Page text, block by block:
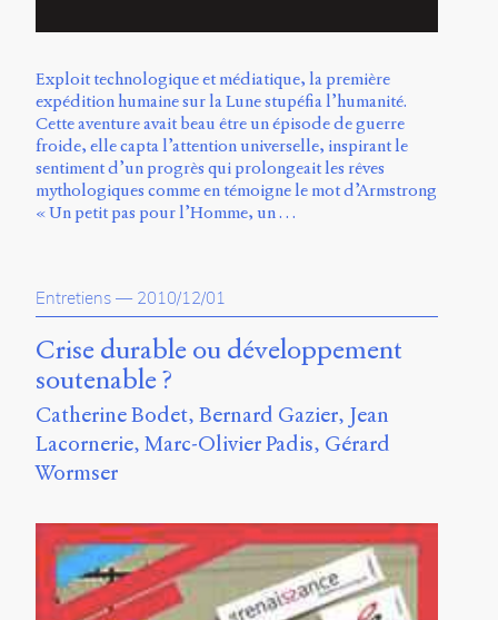
Exploit technologique et médiatique, la première
expédition humaine sur la Lune stupéfia l’humanité.
Cette aventure avait beau être un épisode de guerre
froide, elle capta l’attention universelle, inspirant le
sentiment d’un progrès qui prolongeait les rêves
mythologiques comme en témoigne le mot d’Armstrong
« Un petit pas pour l’Homme, un …
Entretiens — 2010/12/01
Crise durable ou développement
soutenable ?
Catherine Bodet Bernard Gazier Jean
Lacornerie Marc-Olivier Padis Gérard
Wormser